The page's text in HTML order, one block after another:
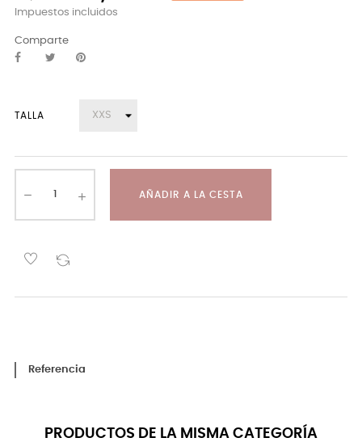
Impuestos incluidos
Comparte
TALLA
AÑADIR A LA CESTA
Referencia
PRODUCTOS DE LA MISMA CATEGORÍA